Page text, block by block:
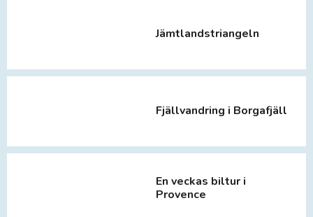
Jämtlandstriangeln
Fjällvandring i Borgafjäll
En veckas biltur i
Provence